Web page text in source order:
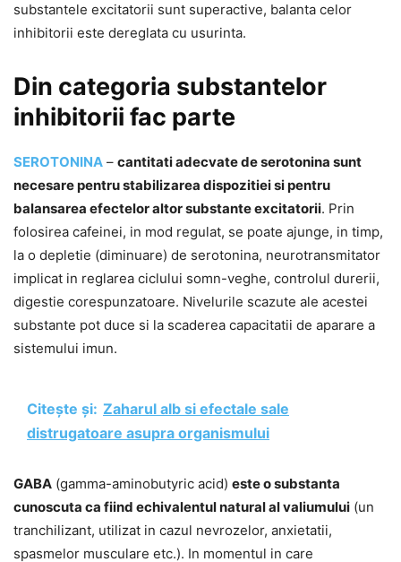
substantele excitatorii sunt superactive, balanta celor
inhibitorii este dereglata cu usurinta.
Din categoria substantelor
inhibitorii fac parte
SEROTONINA – cantitati adecvate de serotonina sunt
necesare pentru stabilizarea dispozitiei si pentru
balansarea efectelor altor substante excitatorii. Prin
folosirea cafeinei, in mod regulat, se poate ajunge, in timp,
la o depletie (diminuare) de serotonina, neurotransmitator
implicat in reglarea ciclului somn-veghe, controlul durerii,
digestie corespunzatoare. Nivelurile scazute ale acestei
substante pot duce si la scaderea capacitatii de aparare a
sistemului imun.
Citește și: Zaharul alb si efectale sale
distrugatoare asupra organismului
GABA (gamma-aminobutyric acid) este o substanta
cunoscuta ca fiind echivalentul natural al valiumului (un
tranchilizant, utilizat in cazul nevrozelor, anxietatii,
spasmelor musculare etc.). In momentul in care